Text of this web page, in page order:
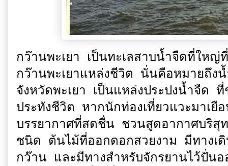
กว๊านพะเยา เป็นทะเลสาบน้ำจืดที่ให
กว๊านพะเยาแหล่งชีวิต นั่นคือหมายถึง
จังหวัดพะเยา เป็นแหล่งประปงน้ำจืด
ประทังชีวิต หากนักท่องเที่ยวแวะมาเยื
บรรยากาศที่สดชื่น ชวนสูดอากาศบริ
ชนิด ต้นไม้ที่ออกดอกสวยงาม มีทางเดิ
กว๊าน และมีทางสำหรับจักรยานไว้ปั่น